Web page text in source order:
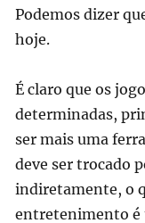
Podemos dizer
hoje.
É claro que os
determinadas,
ser mais uma
deve ser trocado
indiretamente, o
entretenimento é